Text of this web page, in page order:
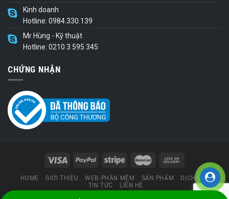
Kinh doanh
Hotline: 0984.330.139
Mr Hùng - Kỹ thuật
Hotline: 0210 3 595 345
CHỨNG NHẬN
HOME GIỚI THIỆU WEB-PHẦN MỀM SẢN PHẨM
DỊCH VỤ
TIN TỨC
LIÊN HỆ